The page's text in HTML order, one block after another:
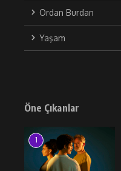
Ordan Burdan
Yaşam
Öne Çıkanlar
1